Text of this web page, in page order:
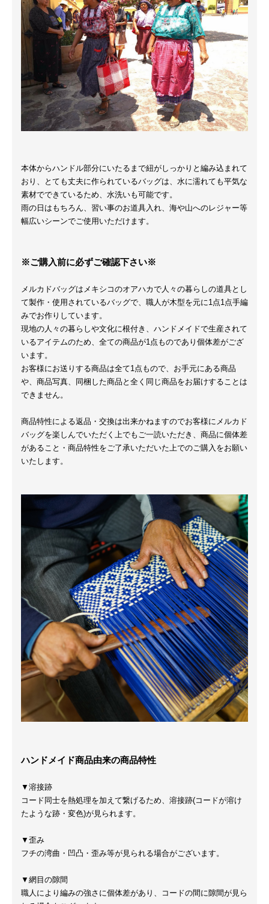
本体からハンドル部分にいたるまで紐がしっかりと編み込まれて
おり、とても丈夫に作られているバッグは、水に濡れても平気な
素材でできているため、水洗いも可能です。
雨の日はもちろん、習い事のお道具入れ、海や山へのレジャー等
幅広いシーンでご使用いただけます。
※ご購入前に必ずご確認下さい※
メルカドバッグはメキシコのオアハカで人々の暮らしの道具とし
て製作・使用されているバッグで、職人が木型を元に1点1点手編
みでお作りしています。
現地の人々の暮らしや文化に根付き、ハンドメイドで生産されて
いるアイテムのため、全ての商品が1点ものであり個体差がござ
います。
お客様にお送りする商品は全て1点もので、お手元にある商品
や、商品写真、同梱した商品と全く同じ商品をお届けすることは
できません。
商品特性による返品・交換は出来かねますのでお客様にメルカド
バッグを楽しんでいただく上でもご一読いただき、商品に個体差
があること・商品特性をご了承いただいた上でのご購入をお願い
いたします。
ハンドメイド商品由来の商品特性
▼溶接跡
コード同士を熱処理を加えて繋げるため、溶接跡(コードが溶け
たような跡・変色)が見られます。
▼歪み
フチの湾曲・凹凸・歪み等が見られる場合がございます。
▼網目の隙間
職人により編みの強さに個体差があり、コードの間に隙間が見ら